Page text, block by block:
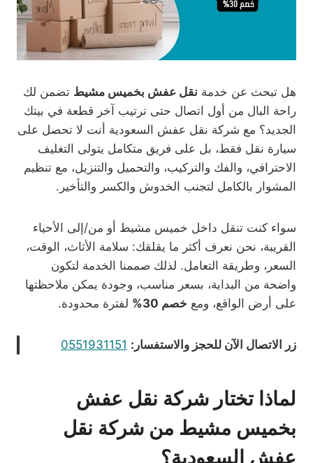
هل تبحث عن خدمة نقل عفش بخميس مشيط تضمن لك
راحة البال من أول اتصال حتى ترتيب آخر قطعة في بيتك
الجديد؟ مع شركة نقل عفش السعودية أنت لا تحصل على
سيارة نقل فقط، بل على فريق متكامل يتولى التغليف
الاحترافي، والفك والتركيب، والتحميل والتنزيل، مع تنظيم
المشوار بالكامل لتجنب الخدوش والكسر والتأخير.
سواء كنت تنقل داخل خميس مشيط أو من/إلى الأحياء
القريبة، نحن نعرف أكثر ما يقلقك: سلامة الأثاث، الوقت،
السعر، وطريقة التعامل. لذلك صممنا الخدمة لتكون
واضحة من البداية، بسعر مناسب، وجودة يمكن ملاحظتها
على أرض الواقع، ومع خصم 30% لفترة محدودة.
زر الاتصال الآن للحجز والاستفسار: 0551931151
لماذا تختار شركة نقل عفش
بخميس مشيط من شركة نقل
عفش السعودية؟